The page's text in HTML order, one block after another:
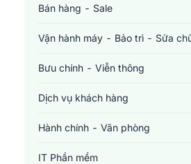
Việc làm Cần Thơ
Bán hàng - Sale
Vận hành máy - Bảo trì - Sửa
Bưu chính - Viễn thông
Dịch vụ khách hàng
Hành chính - Văn phòng
IT Phần mềm